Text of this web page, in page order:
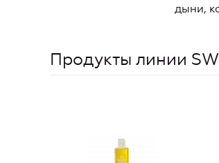
дыни,
Продукты линии